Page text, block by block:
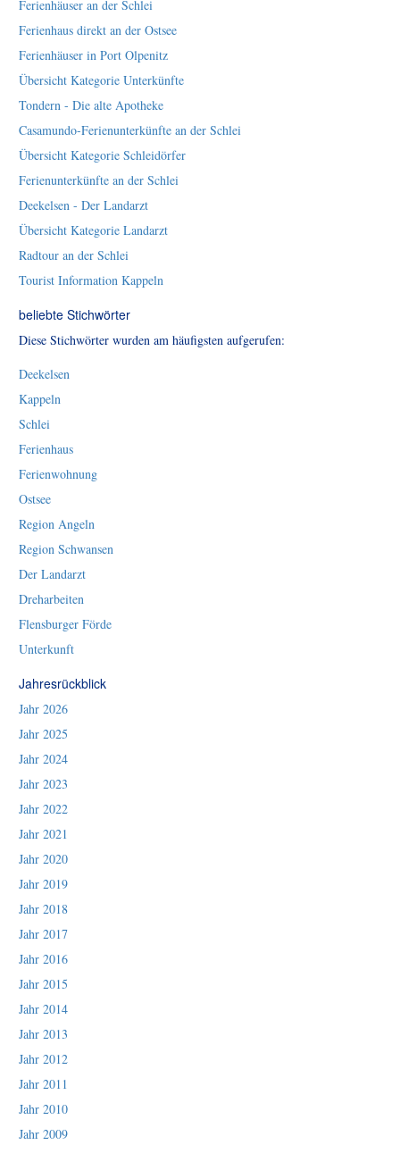
Ferienhäuser an der Schlei
Ferienhaus direkt an der Ostsee
Ferienhäuser in Port Olpenitz
Übersicht Kategorie Unterkünfte
Tondern - Die alte Apotheke
Casamundo-Ferienunterkünfte an der Schlei
Übersicht Kategorie Schleidörfer
Ferienunterkünfte an der Schlei
Deekelsen - Der Landarzt
Übersicht Kategorie Landarzt
Radtour an der Schlei
Tourist Information Kappeln
beliebte Stichwörter
Diese Stichwörter wurden am häufigsten aufgerufen:
Deekelsen
Kappeln
Schlei
Ferienhaus
Ferienwohnung
Ostsee
Region Angeln
Region Schwansen
Der Landarzt
Dreharbeiten
Flensburger Förde
Unterkunft
Jahresrückblick
Jahr 2026
Jahr 2025
Jahr 2024
Jahr 2023
Jahr 2022
Jahr 2021
Jahr 2020
Jahr 2019
Jahr 2018
Jahr 2017
Jahr 2016
Jahr 2015
Jahr 2014
Jahr 2013
Jahr 2012
Jahr 2011
Jahr 2010
Jahr 2009